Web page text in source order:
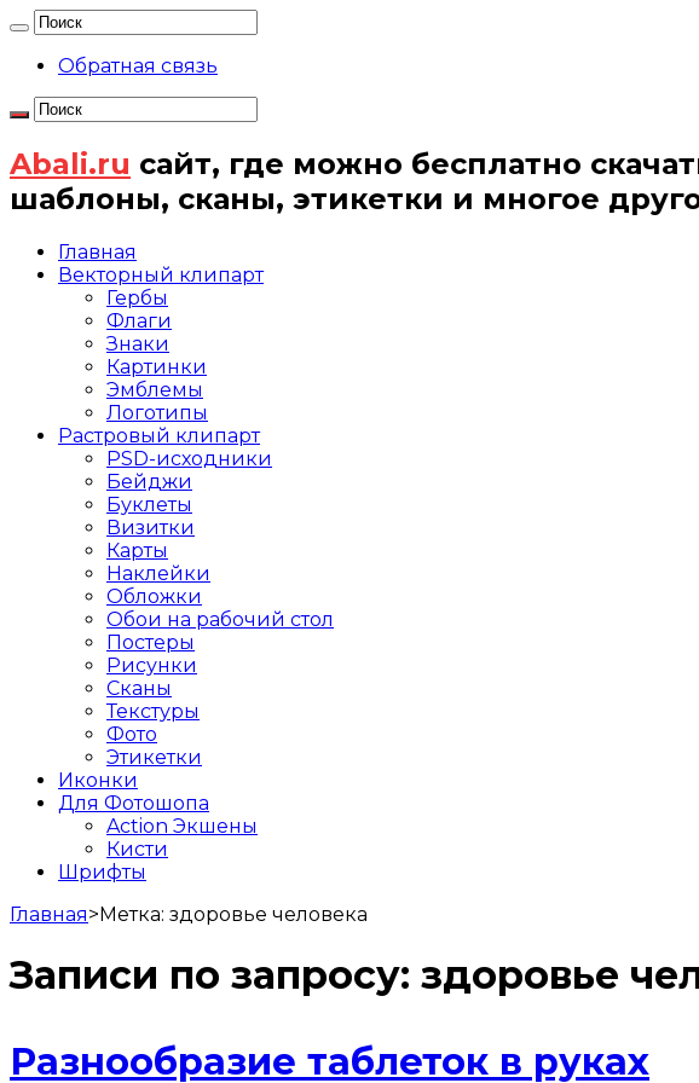
Обратная связь
Abali.ru сайт, где можно бесплатно
шаблоны, сканы, этикетки и многое
Главная
Векторный клипарт
Гербы
Флаги
Знаки
Картинки
Эмблемы
Логотипы
Растровый клипарт
PSD-исходники
Бейджи
Буклеты
Визитки
Карты
Наклейки
Обложки
Обои на рабочий стол
Постеры
Рисунки
Сканы
Текстуры
Фото
Этикетки
Иконки
Для Фотошопа
Action Экшены
Кисти
Шрифты
Главная>Метка: здоровье человека
Записи по запросу: здоровье
Разнообразие таблеток в руках